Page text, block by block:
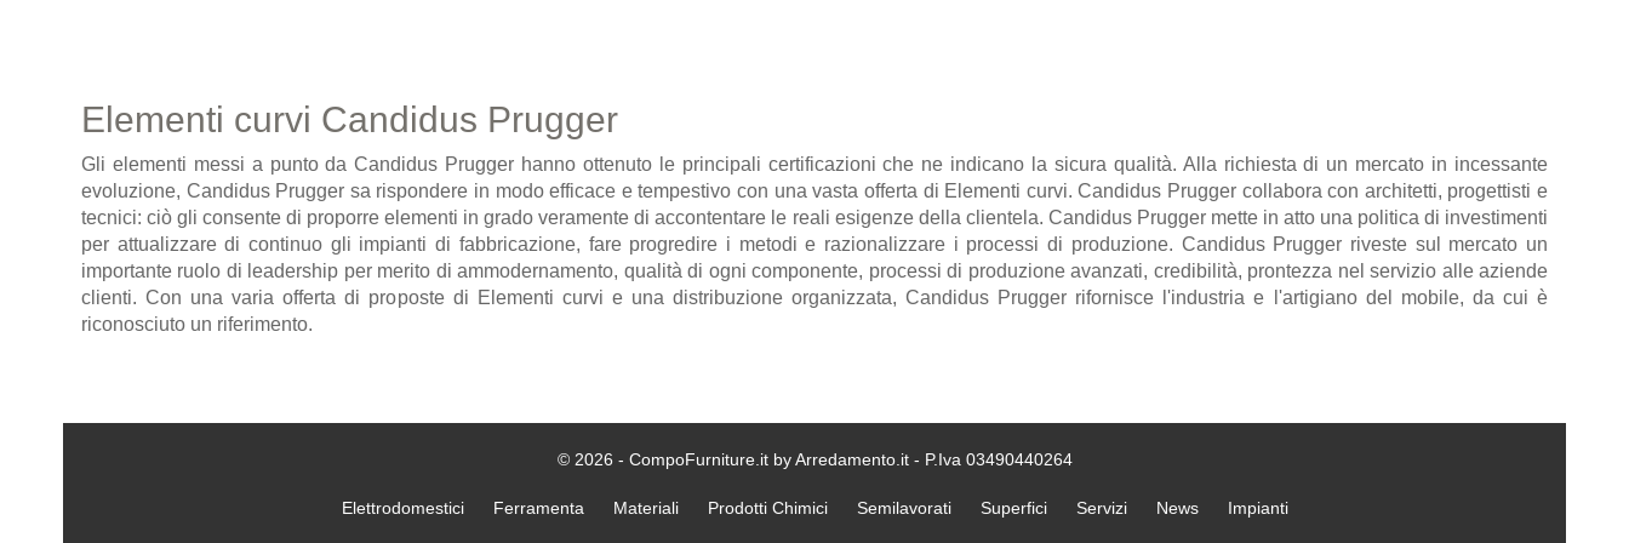
Elementi curvi Candidus Prugger
Gli elementi messi a punto da Candidus Prugger hanno ottenuto le principali certificazioni che ne indicano la sicura qualità. Alla richiesta di un mercato in incessante
evoluzione, Candidus Prugger sa rispondere in modo efficace e tempestivo con una vasta offerta di Elementi curvi. Candidus Prugger collabora con architetti, progettisti e
tecnici: ciò gli consente di proporre elementi in grado veramente di accontentare le reali esigenze della clientela. Candidus Prugger mette in atto una politica di investimenti
per attualizzare di continuo gli impianti di fabbricazione, fare progredire i metodi e razionalizzare i processi di produzione. Candidus Prugger riveste sul mercato un
importante ruolo di leadership per merito di ammodernamento, qualità di ogni componente, processi di produzione avanzati, credibilità, prontezza nel servizio alle aziende
clienti. Con una varia offerta di proposte di Elementi curvi e una distribuzione organizzata, Candidus Prugger rifornisce l'industria e l'artigiano del mobile, da cui è
riconosciuto un riferimento.
© 2026 - CompoFurniture.it by Arredamento.it - P.Iva 03490440264
Elettrodomestici Ferramenta Materiali Prodotti Chimici Semilavorati Superfici Servizi News Impianti